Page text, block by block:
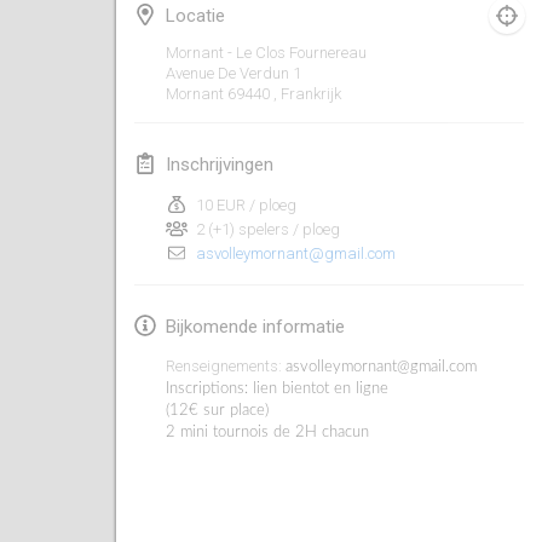
Locatie
Mornant - Le Clos Fournereau
Avenue De Verdun 1
Mornant 69440
Frankrijk
Inschrijvingen
10 EUR / ploeg
2 (+1) spelers / ploeg
asvolleymornant@gmail.com
Bijkomende informatie
Renseignements: asvolleymornant@gmail.com
Inscriptions: lien bientot en ligne
(12€ sur place)
2 mini tournois de 2H chacun
Tournoi d'Hiver
25 jan. 2020|Frankrijk
25 jan. 2020
februari 2020
1 feb. 2020|België
Möl'Krêpes
1 feb. 2020